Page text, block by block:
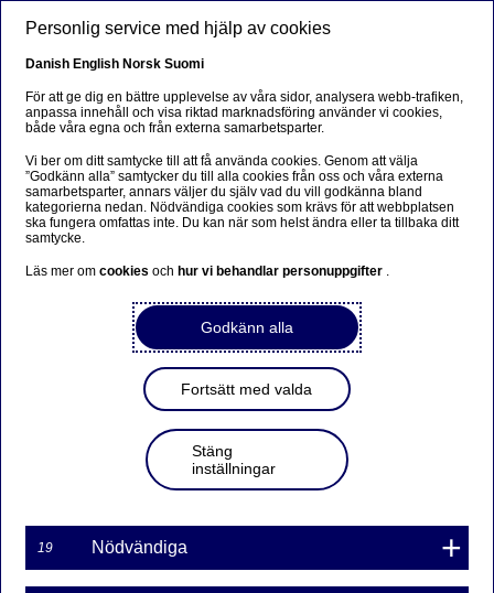
Sorry...
This page does not exist in your language. You will
be taken to a related page.
Stay on this page
Nordea Bank Abp:s styrelse
föreslår att beslutet om
utdelning skjuts upp
Nordea Bank Abp – Insiderinformation
Personlig service med hjälp av cookies
Danish English Norsk Suomi
För att ge dig en bättre upplevelse av våra sidor, analysera webb-trafiken,
anpassa innehåll och visa riktad marknadsföring använder vi cookies,
både våra egna och från externa samarbetsparter.
Vi ber om ditt samtycke till att få använda cookies. Genom att välja
”Godkänn alla” samtycker du till alla cookies från oss och våra externa
samarbetsparter, annars väljer du själv vad du vill godkänna bland
kategorierna nedan. Nödvändiga cookies som krävs för att webbplatsen
ska fungera omfattas inte. Du kan när som helst ändra eller ta tillbaka ditt
samtycke.
Läs mer omcookiesoch hur vi behandlar personuppgifter .
Godkänn alla
Fortsätt med valda
Stäng
inställningar
19 Nödvändiga